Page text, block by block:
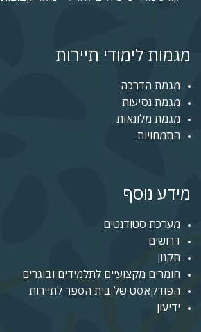
מגמות לימודי תיירות
מגמת הדרכה
מגמת נסיעות
מגמת מלונאות
התמחויות
מידע נוסף
מערכת סטודנטים
דרושים
תקנון
חומרים מקצועיים לתלמידים ובוגרים
הפודקאסט של בית הספר לתיירות
ידיעון